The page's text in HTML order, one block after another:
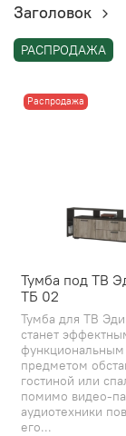
Заголовок
РАСПРОДАЖА
Распродажа
Тумба под ТВ
ТБ 02
Тумба для ТВ
станет
функциональным
предметом
гостиной или
помимо видео-
аудиотехники
его...